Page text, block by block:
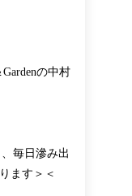
の中村
毎日滲み出
ます＞＜